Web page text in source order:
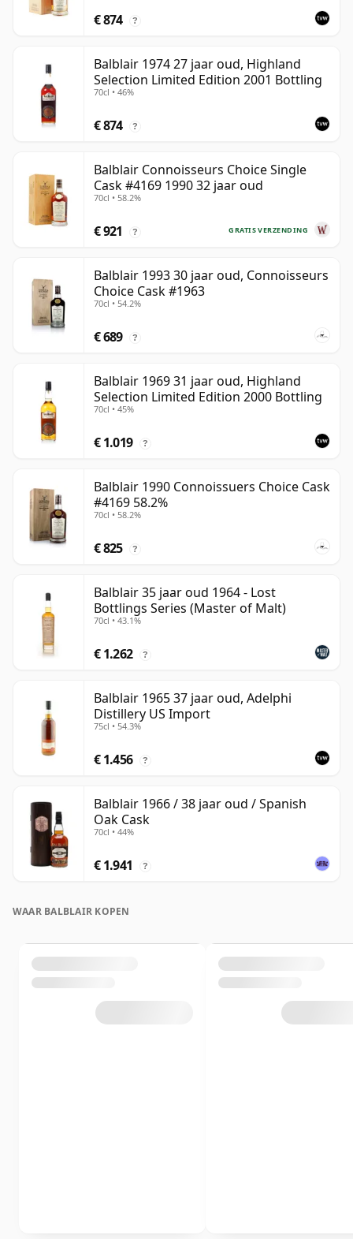
€ 874 ?
Balblair 1974 27 jaar oud, Highland
Selection Limited Edition 2001 Bottling
70cl • 46%
€ 874 ?
Balblair Connoisseurs Choice Single
Cask #4169 1990 32 jaar oud
70cl • 58.2%
GRATIS VERZENDING
€ 921 ?
Balblair 1993 30 jaar oud, Connoisseurs
Choice Cask #1963
70cl • 54.2%
€ 689 ?
Balblair 1969 31 jaar oud, Highland
Selection Limited Edition 2000 Bottling
70cl • 45%
€ 1.019 ?
Balblair 1990 Connoissuers Choice Cask
#4169 58.2%
70cl • 58.2%
€ 825 ?
Balblair 35 jaar oud 1964 - Lost
Bottlings Series (Master of Malt)
70cl • 43.1%
€ 1.262 ?
Balblair 1965 37 jaar oud, Adelphi
Distillery US Import
75cl • 54.3%
€ 1.456 ?
Balblair 1966 / 38 jaar oud / Spanish
Oak Cask
70cl • 44%
€ 1.941 ?
WAAR BALBLAIR KOPEN